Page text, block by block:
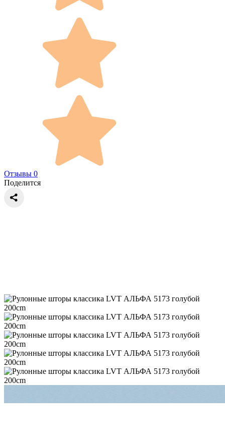
Отзывы 0
Поделится